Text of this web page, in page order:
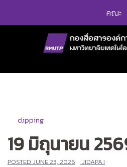
คณะ
clipping
19 มิถุนายน
POSTED JUNE 23, 2026 JIDAPA.I